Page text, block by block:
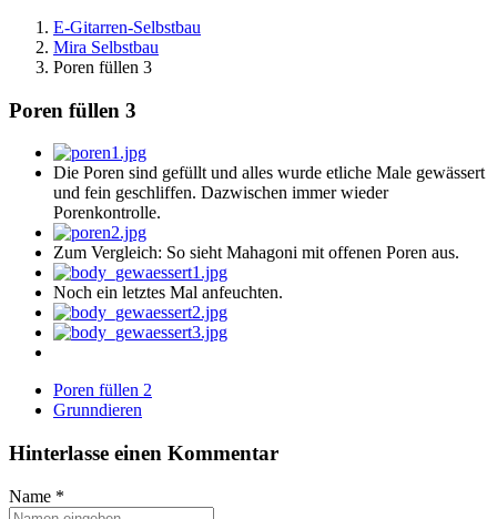
E-Gitarren-Selbstbau
Mira Selbstbau
Poren füllen 3
Poren füllen 3
Die Poren sind gefüllt und alles wurde etliche Male gewässert
und fein geschliffen. Dazwischen immer wieder
Porenkontrolle.
Zum Vergleich: So sieht Mahagoni mit offenen Poren aus.
Noch ein letztes Mal anfeuchten.
Poren füllen 2
Grunndieren
Hinterlasse einen Kommentar
Name *